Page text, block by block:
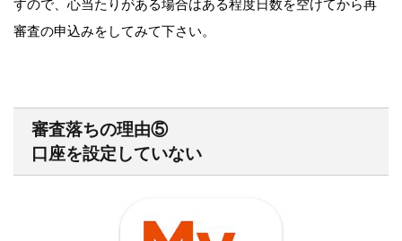
すので、心当たりがある場合はある程度日数を空けてから再
審査の申込みをしてみて下さい。
審査落ちの理由⑤
口座を設定していない